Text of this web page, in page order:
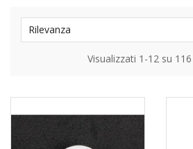
Rilevanza
Visualizzati 1-12 su